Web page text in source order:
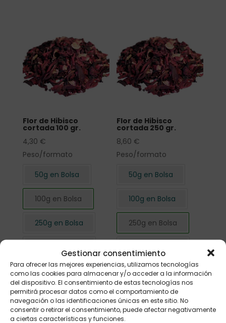
Gestionar consentimiento
Para ofrecer las mejores experiencias, utilizamos tecnologías
como las cookies para almacenar y/o acceder a la información
del dispositivo. El consentimiento de estas tecnologías nos
permitirá procesar datos como el comportamiento de
navegación o las identificaciones únicas en este sitio. No
consentir o retirar el consentimiento, puede afectar negativamente
a ciertas características y funciones.
Flor de Hibisco
cortada 100 gr.
4,30 €
Peso/formato
50g en Bolsa
100g en Bolsa
250g en Bolsa
1kg en Bolsa
Flor de Hibisco
cortada 250 gr.
8,60 €
Peso/formato
50g en Bolsa
100g en Bolsa
250g en Bolsa
1kg en Bolsa